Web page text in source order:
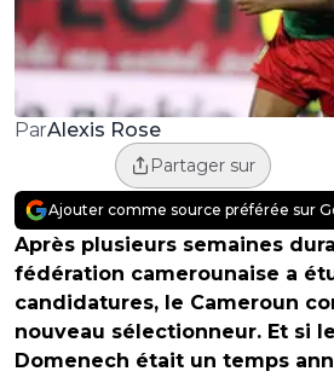
ParAlexis Rose
Partager sur
Ajouter comme source préférée sur
Après plusieurs semaines
fédération camerounaise a
candidatures, le Cameroun
nouveau sélectionneur. Et si
Domenech était un temps